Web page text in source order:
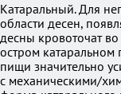
Катаральный. Для
области десен,
десны кровоточат
остром катаральном
пищи значительно
с механическими/